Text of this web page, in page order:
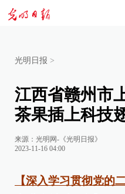
光明日报 >
江西省赣州市
茶果插上科技
来源： 光明网-《光明日报》
2023-11-16 04:00
【深入学习贯彻党的